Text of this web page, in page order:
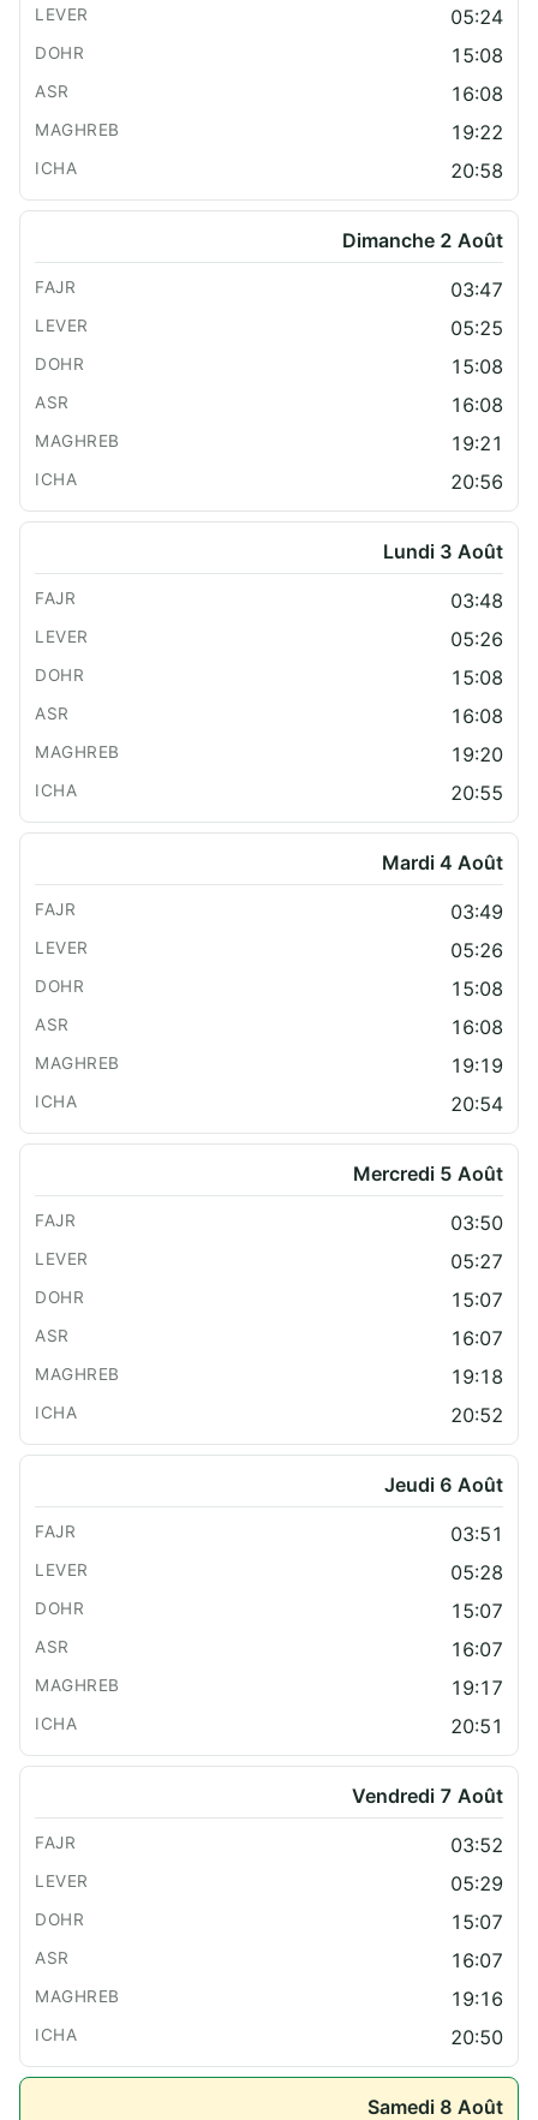
05:24
15:08
16:08
19:22
20:58
Dimanche 2 Août
03:47
05:25
15:08
16:08
19:21
20:56
Lundi 3 Août
03:48
05:26
15:08
16:08
19:20
20:55
Mardi 4 Août
03:49
05:26
15:08
16:08
19:19
20:54
Mercredi 5 Août
03:50
05:27
15:07
16:07
19:18
20:52
Jeudi 6 Août
03:51
05:28
15:07
16:07
19:17
20:51
Vendredi 7 Août
03:52
05:29
15:07
16:07
19:16
20:50
Samedi 8 Août